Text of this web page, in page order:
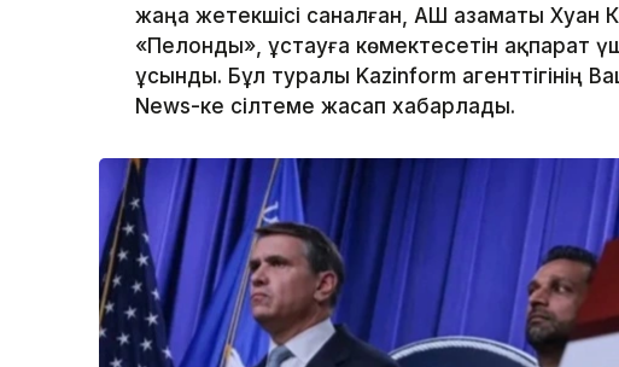
жаңа жетекшісі саналған, АҚШ азаматы Хуан
«Пелонды», ұстауға көмектесетін ақпарат
ұсынды. Бұл туралы Kazinform агенттігінің
News-ке сілтеме жасап хабарлады.